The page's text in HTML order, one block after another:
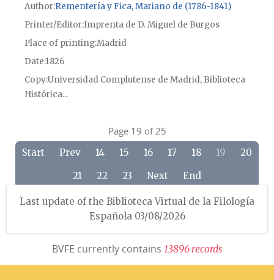
Author Rementería y Fica, Mariano de (1786-1841)
Printer/Editor Imprenta de D. Miguel de Burgos
Place of printingMadrid
Date1826
CopyUniversidad Complutense de Madrid, Biblioteca
Histórica...
Page 19 of 25
Start Prev 14 15 16 17 18 19
20
21
22 23 Next End
Last update of the Biblioteca Virtual de la Filología
Española 03/08/2026
BVFE currently contains 13896 records